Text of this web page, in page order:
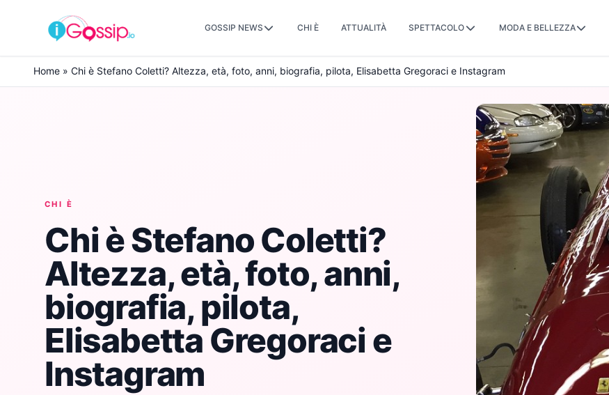
Skip to content
GOSSIP NEWS CHI È ATTUALITÀ SPETTACOLO MODA E BELLEZZA
Home » Chi è Stefano Coletti? Altezza, età, foto, anni, biografia, pilota, Elisabetta Gregoraci e Instagram
CHI È
Chi è Stefano Coletti?
Altezza, età, foto, anni,
biografia, pilota,
Elisabetta Gregoraci e
Instagram